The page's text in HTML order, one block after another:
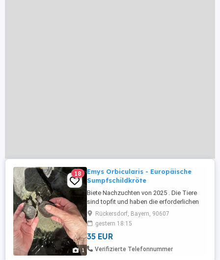
1
18
Emys Orbicularis - Europäische
Sumpfschildkröte
Biete Nachzuchten von 2025 . Die Tiere
sind topfit und haben die erforderlichen
Papiere . emys-franken.de
Rückersdorf, Bayern, 90607
gestern 18:15
35 EUR
Verifizierte Telefonnummer